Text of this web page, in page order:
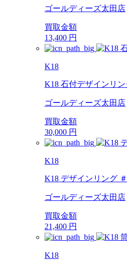
ゴールディーズ太田店
買取金額
13,400 円
K18
K18 石付デザインリ
ゴールディーズ太田店
買取金額
30,000 円
K18
K18 デザインリング
ゴールディーズ太田店
買取金額
21,400 円
K18